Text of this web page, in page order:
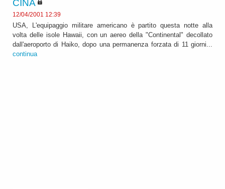
CINA
12/04/2001 12:39
USA, L'equipaggio militare americano è partito questa notte alla
volta delle isole Hawaii, con un aereo della "Continental" decollato
dall'aeroporto di Haiko, dopo una permanenza forzata di 11 giorni...
continua